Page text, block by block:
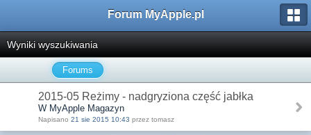
Forum MyApple.pl
Wyniki wyszukiwania
Forums
2015-05 Reżimy - nadgryziona część jabłka
W MyApple Magazyn
Napisano 21 sie 2015 10:43 przez tomasz